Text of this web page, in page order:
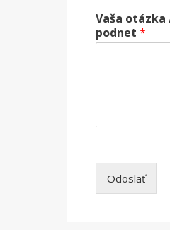
Vaša otázka
podnet *
Odoslať